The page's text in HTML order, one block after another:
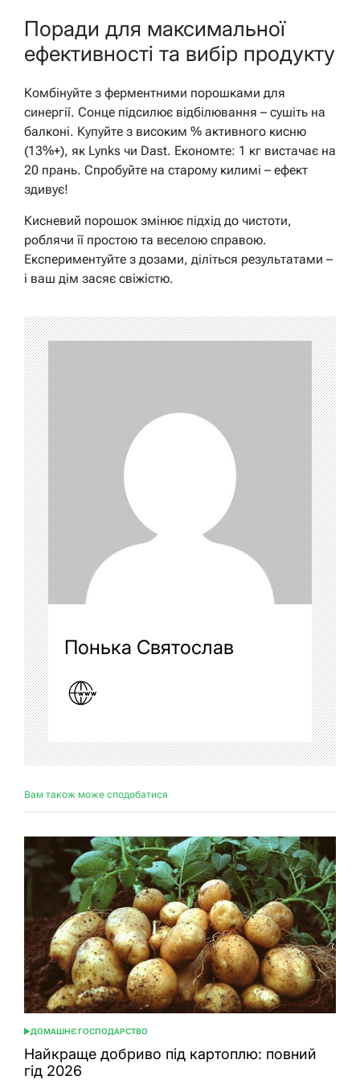
Поради для максимальної
ефективності та вибір продукту
Комбінуйте з ферментними порошками для
синергії. Сонце підсилює відбілювання – сушіть на
балконі. Купуйте з високим % активного кисню
(13%+), як Lynks чи Dast. Економте: 1 кг вистачає на
20 прань. Спробуйте на старому килимі – ефект
здивує!
Кисневий порошок змінює підхід до чистоти,
роблячи її простою та веселою справою.
Експериментуйте з дозами, діліться результатами –
і ваш дім засяє свіжістю.
Понька Святослав
Вам також може сподобатися
ОПУБЛІКУВАТИ
У
ДОМАШНЄ ГОСПОДАРСТВО
Найкраще добриво під картоплю: повний
гід 2026